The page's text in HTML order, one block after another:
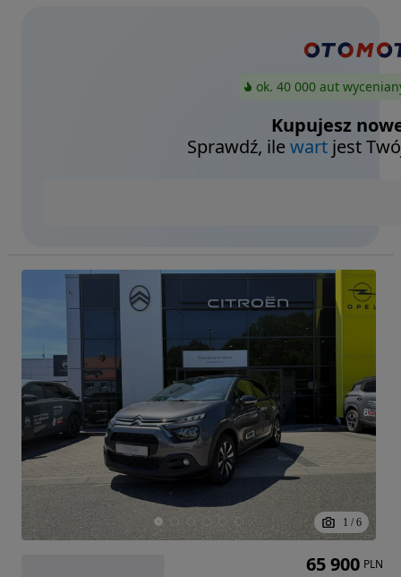
ok. 40 000 aut
Kupujesz
Sprawdź, ilewart jest
1 / 6
65 900 PLN